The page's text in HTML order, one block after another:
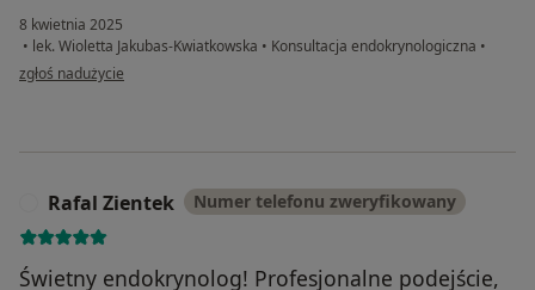
8 kwietnia 2025
• lek. Wioletta Jakubas-Kwiatkowska • Konsultacja endokrynologiczna •
w opinii użytkownika A.M
zgłoś nadużycie
Rafal Zientek Numer telefonu zweryfikowany
Świetny endokrynolog! Profesjonalne podejście,